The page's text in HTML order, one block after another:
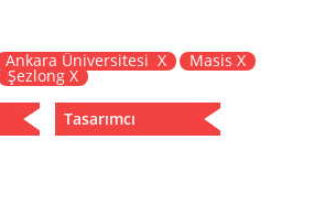
Ankara Üniversitesi X Masis X
Şezlong X
Tasarımcı